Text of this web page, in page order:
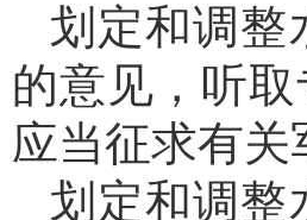
划定和调整
的意见，听
应当征求有
划定和调整